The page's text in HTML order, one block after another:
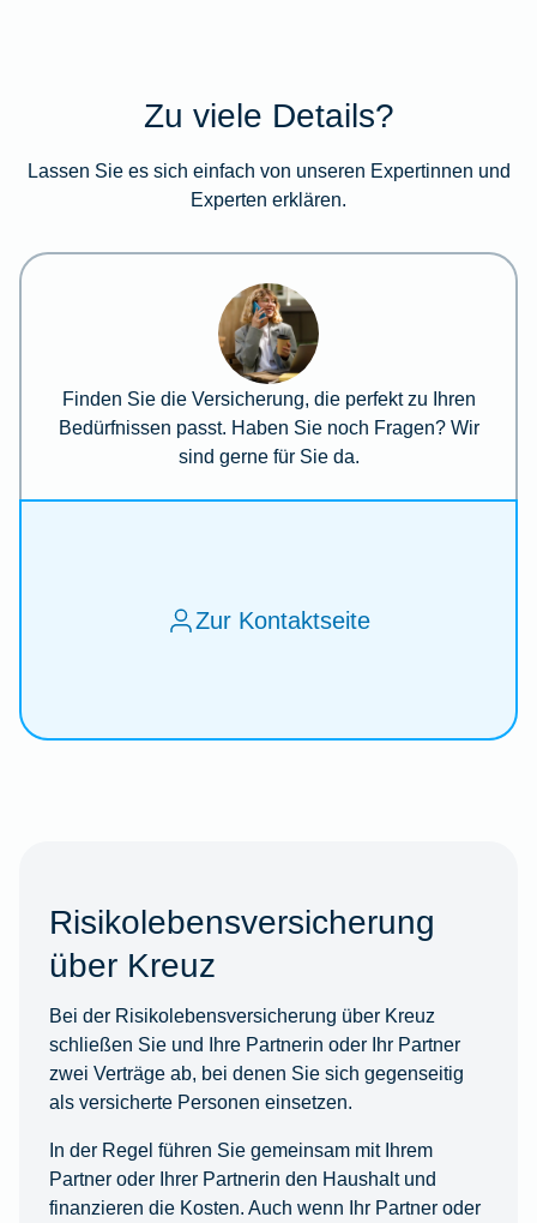
Zu viele Details?
Lassen Sie es sich einfach von unseren Expertinnen und
Experten erklären.
Finden Sie die Versicherung, die perfekt zu Ihren
Bedürfnissen passt. Haben Sie noch Fragen? Wir
sind gerne für Sie da.
Zur Kontaktseite
Risikolebensversicherung
über Kreuz
Bei der Risikolebensversicherung über Kreuz
schließen Sie und Ihre Partnerin oder Ihr Partner
zwei Verträge ab, bei denen Sie sich gegenseitig
als versicherte Personen einsetzen.
In der Regel führen Sie gemeinsam mit Ihrem
Partner oder Ihrer Partnerin den Haushalt und
finanzieren die Kosten. Auch wenn Ihr Partner oder